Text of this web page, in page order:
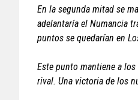
En la segunda mitad se
adelantaría el Numancia
puntos se quedarían en
Este punto mantiene a
rival. Una victoria de los